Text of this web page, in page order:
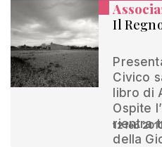
Il
Civico
libro di
Ospite
rientra
della
12 feb